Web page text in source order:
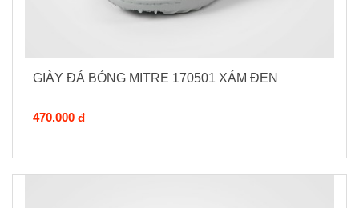
GIÀY ĐÁ BÓNG MITRE 170501 XÁM ĐEN
470.000 đ